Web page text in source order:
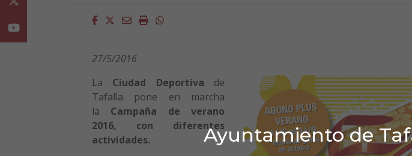
Ayuntamiento de
Facebook
Twitter
EmailImprimirWhatsapp
27/5/2016
La Ciudad Deportiva de
Tafalla pone en marcha
la Campaña de verano
2016, con diferentes
actividades.
Youtube